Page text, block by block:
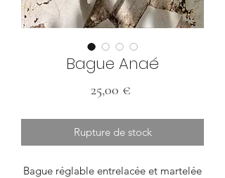
Bague Anaé
25,00 €
Rupture de stock
Bague réglable entrelacée et martelée